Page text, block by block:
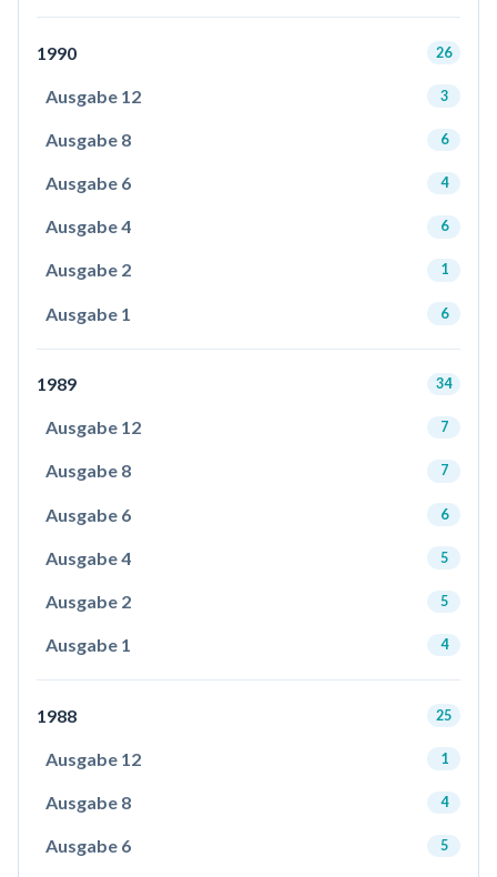
1990 26
Ausgabe 12 3
Ausgabe 8 6
Ausgabe 6 4
Ausgabe 4 6
Ausgabe 2 1
Ausgabe 1 6
1989 34
Ausgabe 12 7
Ausgabe 8 7
Ausgabe 6 6
Ausgabe 4 5
Ausgabe 2 5
Ausgabe 1 4
1988 25
Ausgabe 12 1
Ausgabe 8 4
Ausgabe 6 5